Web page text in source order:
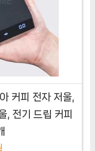
커피 전자 저울,
, 전기 드립 커피